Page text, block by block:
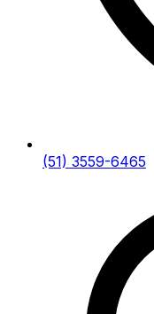
(51) 3559-6465